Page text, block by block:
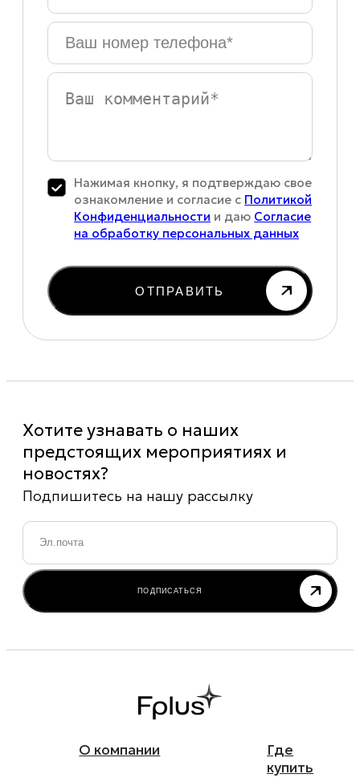
Ваш
номер
телефона*
Ваш
комментарий
Нажимая кнопку, я подтверждаю свое
ознакомление и согласие с Политикой
Конфиденциальности и даю Согласие
на обработку персональных данных
ОТПРАВИТЬ
Хотите узнавать о наших
предстоящих мероприятиях и
новостях?
Подпишитесь на нашу рассылку
Email
ПОДПИСАТЬСЯ
О компании
Где
купить